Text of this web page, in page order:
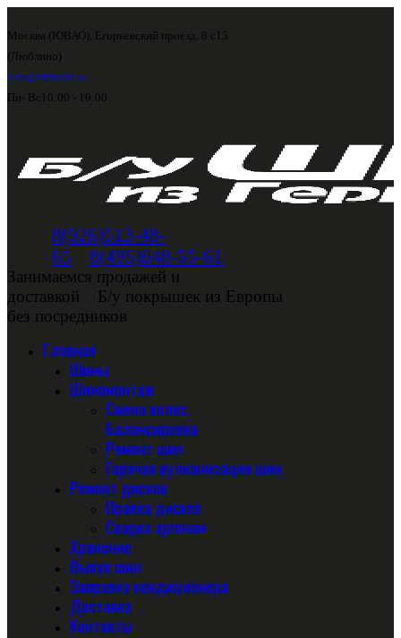
Москва (ЮВАО), Егорьевский проезд, 8 с15
(Люблино)
info@shini56.ru
Пн- Вс 10:00 - 19:00
8(926)513-48-
65
8(495)648-55-61
Занимаемся продажей и
доставкой
Б/у покрышек из Европы
без посредников
Главная
Шины
Шиномонтаж
Смена колес.
Балансировка
Ремонт шин
Горячая вулканизация шин
Ремонт дисков
Правка дисков
Сварка аргоном
Хранение
Выкуп шин
Заправка кондиционера
Доставка
Контакты